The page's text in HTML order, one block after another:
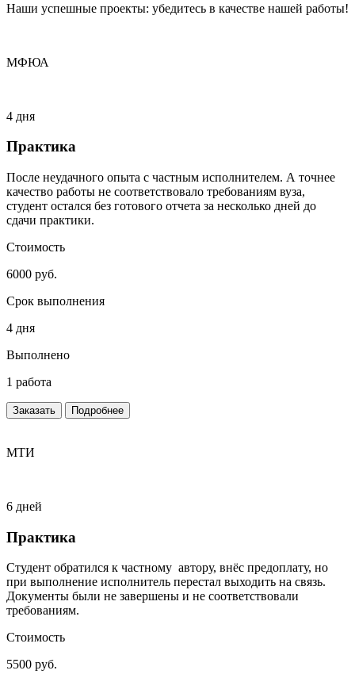
Наши успешные проекты: убедитесь в качестве нашей работы!
МФЮА
4 дня
Практика
После неудачного опыта с частным исполнителем. А точнее
качество работы не соответствовало требованиям вуза,
студент остался без готового отчета за несколько дней до
сдачи практики.
Стоимость
6000 руб.
Срок выполнения
4 дня
Выполнено
1 работа
Заказать Подробнее
МТИ
6 дней
Практика
Студент обратился к частному автору, внёс предоплату, но
при выполнение исполнитель перестал выходить на связь.
Документы были не завершены и не соответствовали
требованиям.
Стоимость
5500 руб.